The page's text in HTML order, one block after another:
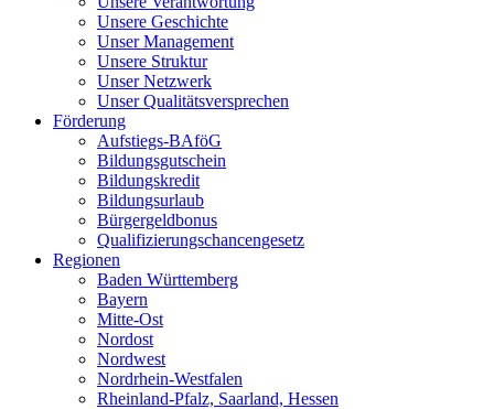
Unsere Geschichte
Unser Management
Unsere Struktur
Unser Netzwerk
Unser Qualitätsversprechen
Förderung
Aufstiegs-BAföG
Bildungsgutschein
Bildungskredit
Bildungsurlaub
Bürgergeldbonus
Qualifizierungschancengesetz
Regionen
Baden Württemberg
Bayern
Mitte-Ost
Nordost
Nordwest
Nordrhein-Westfalen
Rheinland-Pfalz, Saarland, Hessen